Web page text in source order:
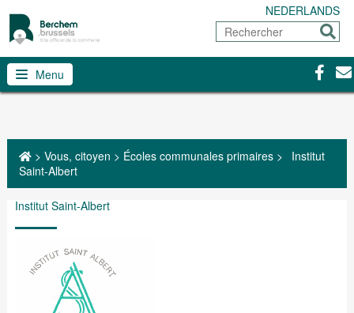
NEDERLANDS
Rechercher
Menu
> Vous, citoyen > Écoles communales primaires>
Institut
Saint-Albert
Institut Saint-Albert